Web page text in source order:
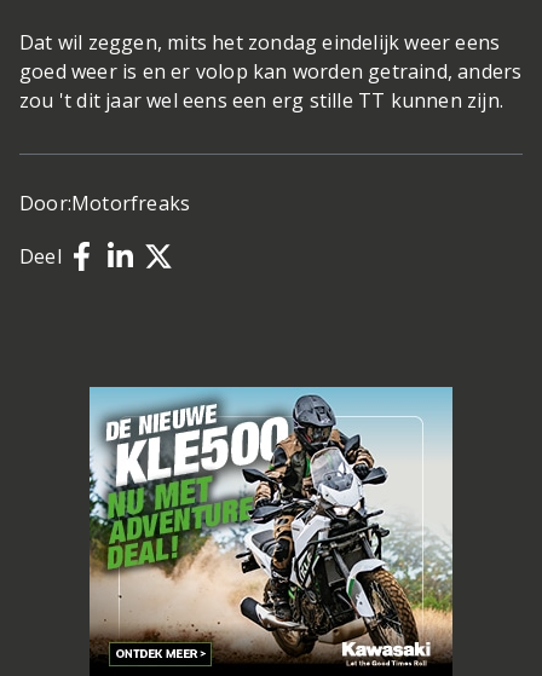
Dat wil zeggen, mits het zondag eindelijk weer eens
goed weer is en er volop kan worden getraind, anders
zou 't dit jaar wel eens een erg stille TT kunnen zijn.
Door:Motorfreaks
Deel